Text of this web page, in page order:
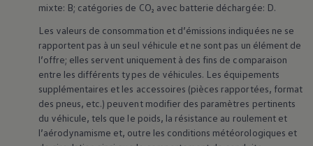
mixte: B; catégories de CO₂ avec batterie déchargée: D.
Les valeurs de consommation et d’émissions indiquées ne se
rapportent pas à un seul véhicule et ne sont pas un élément de
l’offre; elles servent uniquement à des fins de comparaison
entre les différents types de véhicules. Les équipements
supplémentaires et les accessoires (pièces rapportées, format
des pneus, etc.) peuvent modifier des paramètres pertinents
du véhicule, tels que le poids, la résistance au roulement et
l’aérodynamisme et, outre les conditions météorologiques et